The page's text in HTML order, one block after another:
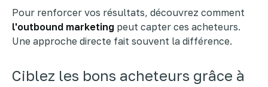
Pour renforcer vos résultats, découvrez comment
l'outbound marketing peut capter ces acheteurs.
Une approche directe fait souvent la différence.
Ciblez les bons acheteurs grâce à